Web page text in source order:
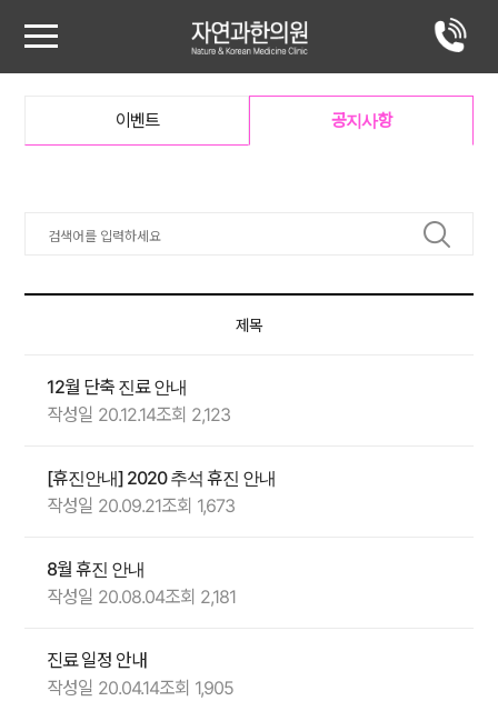
이벤트 공지사항
제목
12월 단축 진료 안내
작성일 20.12.14조회 2,123
[휴진안내] 2020 추석 휴진 안내
작성일 20.09.21조회 1,673
8월 휴진 안내
작성일 20.08.04조회 2,181
진료 일정 안내
작성일 20.04.14조회 1,905